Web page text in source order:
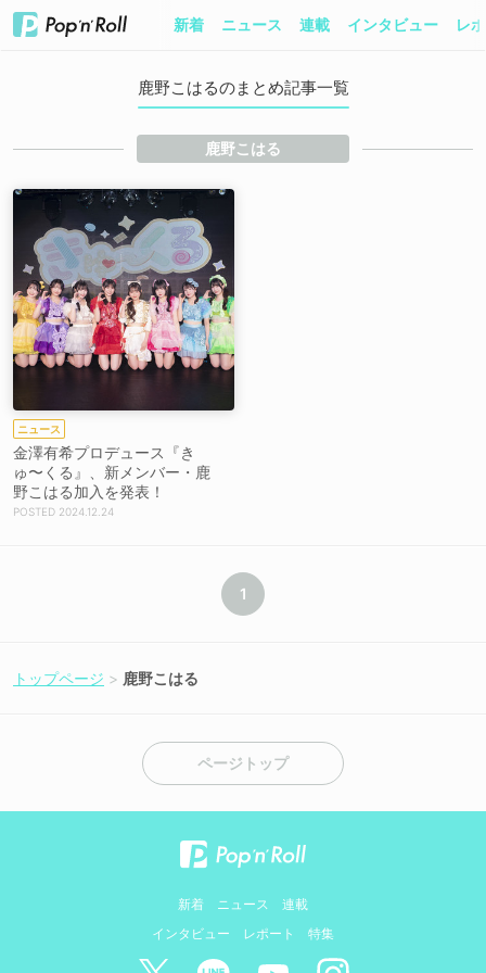
新着 ニュース 連載 インタビュー レ
鹿野こはるのまとめ記事一覧
鹿野こはる
ニュース
金澤有希プロデュース『き
ゅ〜くる』、新メンバー・鹿
野こはる加入を発表！
2024.12.24
1
トップページ 鹿野こはる
ページトップ
新着 ニュース
連載
インタビュー
レポート 特集